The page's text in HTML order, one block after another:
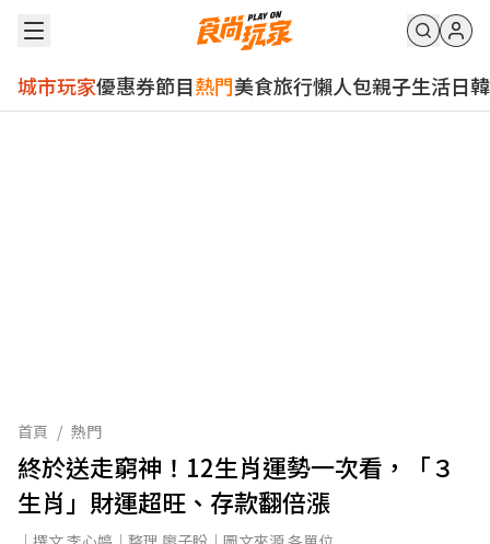
城市玩家優惠券節目熱門美食旅行懶人包親子生活日韓
首頁 / 熱門
終於送走窮神！12生肖運勢一次看，「３
生肖」財運超旺、存款翻倍漲